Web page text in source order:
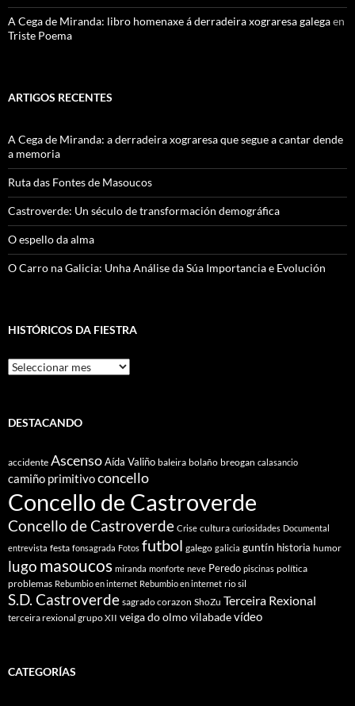
A Cega de Miranda: libro homenaxe á derradeira xograresa galegaen
Triste Poema
ARTIGOS RECENTES
A Cega de Miranda: a derradeira xograresa que segue a cantar dende
a memoria
Ruta das Fontes de Masoucos
Castroverde: Un século de transformación demográfica
O espello da alma
O Carro na Galicia: Unha Análise da Súa Importancia e Evolución
HISTÓRICOS DA FIESTRA
Históricos
Da
DESTACANDO
accidente AscensoAída Valiño baleira bolaño breogan calasancio
camiño primitivoconcello
Concello de Castroverde
Concello de Castroverde Crise cultura curiosidades Documental
entrevista festa fonsagrada Fotos futbol galego galicia guntín historia humor
lugo masoucos miranda monforte neve Peredo piscinas política
problemas Rebumbio en internet Rebumbio en internet rio sil
S.D. Castroverde sagrado corazon ShoZu Terceira Rexional
terceira rexional grupo XII veiga do olmovilabadevídeo
CATEGORÍAS